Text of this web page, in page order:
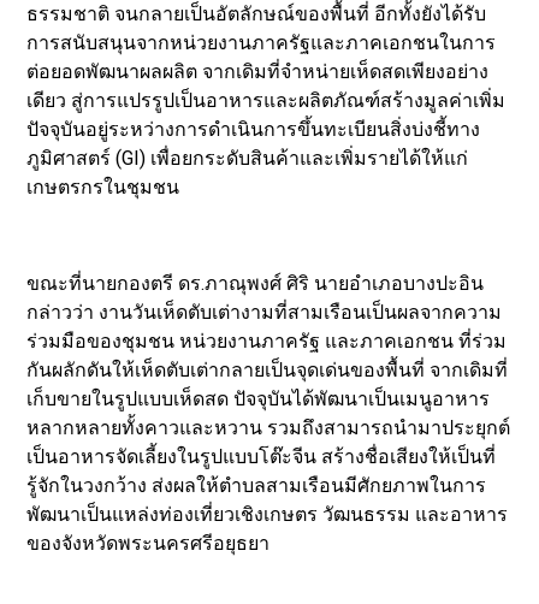
ธรรมชาติ จนกลายเป็นอัตลักษณ์ของพื้นที่ อีกทั้งยังได้รับ
การสนับสนุนจากหน่วยงานภาครัฐและภาคเอกชนในการ
ต่อยอดพัฒนาผลผลิต จากเดิมที่จำหน่ายเห็ดสดเพียงอย่าง
เดียว สู่การแปรรูปเป็นอาหารและผลิตภัณฑ์สร้างมูลค่าเพิ่ม
ปัจจุบันอยู่ระหว่างการดำเนินการขึ้นทะเบียนสิ่งบ่งชี้ทาง
ภูมิศาสตร์ (GI) เพื่อยกระดับสินค้าและเพิ่มรายได้ให้แก่
เกษตรกรในชุมชน
ขณะที่นายกองตรี ดร.ภาณุพงศ์ ศิริ นายอำเภอบางปะอิน
กล่าวว่า งานวันเห็ดตับเต่างามที่สามเรือนเป็นผลจากความ
ร่วมมือของชุมชน หน่วยงานภาครัฐ และภาคเอกชน ที่ร่วม
กันผลักดันให้เห็ดตับเต่ากลายเป็นจุดเด่นของพื้นที่ จากเดิมที่
เก็บขายในรูปแบบเห็ดสด ปัจจุบันได้พัฒนาเป็นเมนูอาหาร
หลากหลายทั้งคาวและหวาน รวมถึงสามารถนำมาประยุกต์
เป็นอาหารจัดเลี้ยงในรูปแบบโต๊ะจีน สร้างชื่อเสียงให้เป็นที่
รู้จักในวงกว้าง ส่งผลให้ตำบลสามเรือนมีศักยภาพในการ
พัฒนาเป็นแหล่งท่องเที่ยวเชิงเกษตร วัฒนธรรม และอาหาร
ของจังหวัดพระนครศรีอยุธยา